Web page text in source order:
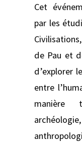
Cet
par les
de Pau et
d’explorer
entre
manière